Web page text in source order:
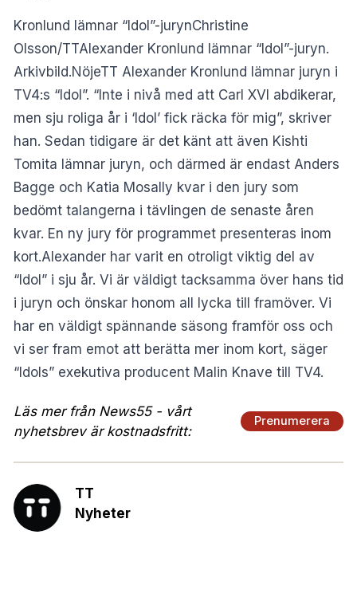
Kronlund lämnar “Idol”-jurynChristine
Olsson/TTAlexander Kronlund lämnar “Idol”-juryn.
Arkivbild.NöjeTT Alexander Kronlund lämnar juryn i
TV4:s “Idol”. “Inte i nivå med att Carl XVI abdikerar,
men sju roliga år i ‘Idol’ fick räcka för mig”, skriver
han. Sedan tidigare är det känt att även Kishti
Tomita lämnar juryn, och därmed är endast Anders
Bagge och Katia Mosally kvar i den jury som
bedömt talangerna i tävlingen de senaste åren
kvar. En ny jury för programmet presenteras inom
kort.Alexander har varit en otroligt viktig del av
“Idol” i sju år. Vi är väldigt tacksamma över hans tid
i juryn och önskar honom all lycka till framöver. Vi
har en väldigt spännande säsong framför oss och
vi ser fram emot att berätta mer inom kort, säger
“Idols” exekutiva producent Malin Knave till TV4.
Läs mer från News55 - vårt
nyhetsbrev är kostnadsfritt:
Prenumerera
TT
Nyheter